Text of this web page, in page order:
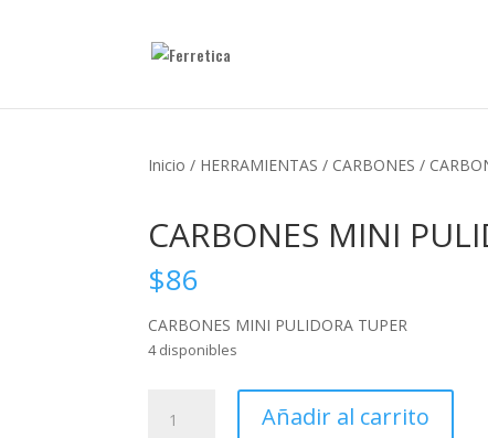
Inicio / HERRAMIENTAS / CARBONES /
CARBONES MINI
$86
CARBONES MINI PULIDORA TUPER
4 disponibles
MINI
Añadir al carrito